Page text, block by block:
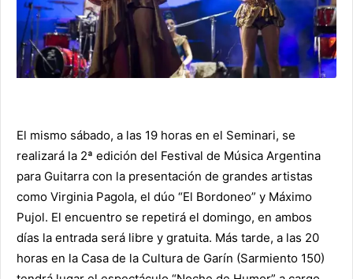
El mismo sábado, a las 19 horas en el Seminari, se
realizará la 2ª edición del Festival de Música Argentina
para Guitarra con la presentación de grandes artistas
como Virginia Pagola, el dúo “El Bordoneo” y Máximo
Pujol. El encuentro se repetirá el domingo, en ambos
días la entrada será libre y gratuita. Más tarde, a las 20
horas en la Casa de la Cultura de Garín (Sarmiento 150)